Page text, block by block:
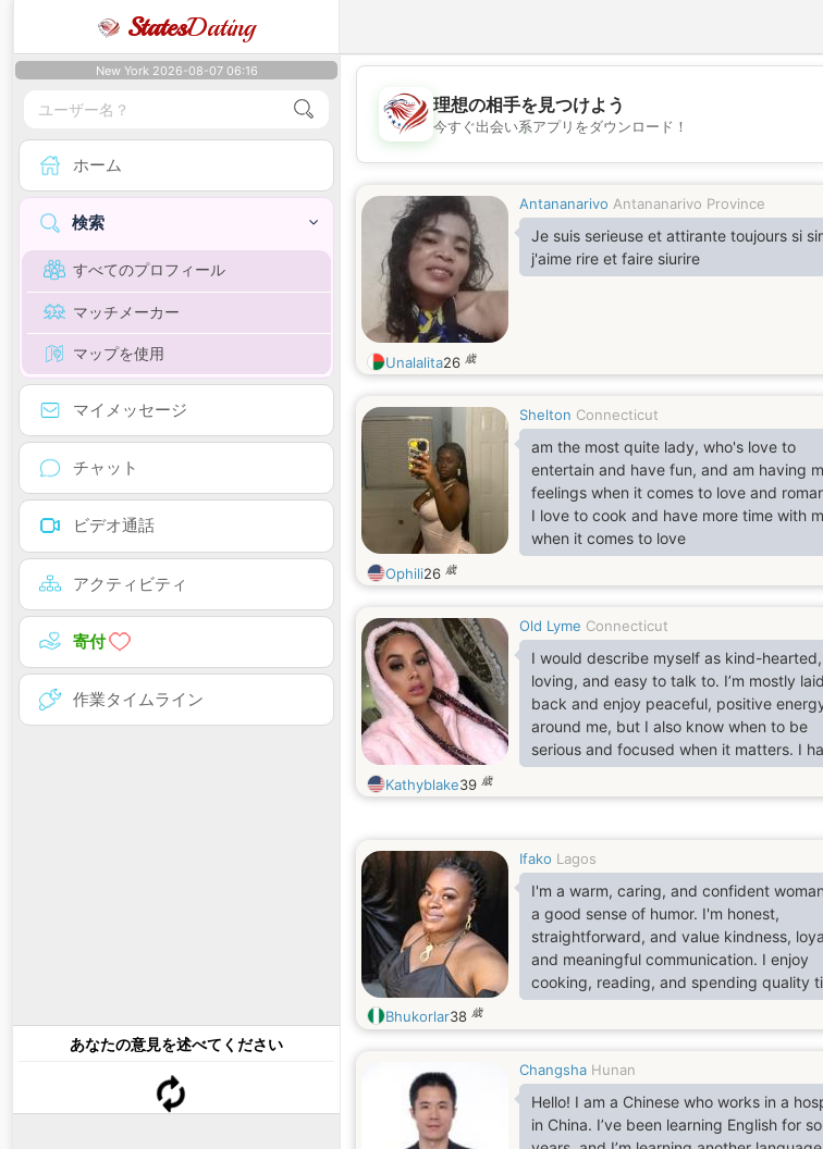
StatesDating
New York 2026-08-07 06:16
ホーム
検索
すべてのプロフィール
マッチメーカー
マップを使用
マイメッセージ
チャット
ビデオ通話
アクティビティ
寄付
作業タイムライン
あなたの意見を述べてください
💖
💕
理想の相手を見つけよう
今すぐ出会い系アプリをダウンロード！
Antananarivo Antananarivo Province
Je suis serieuse et attirante toujours si
j'aime rire et faire siurire
Unalalita26 歳
Shelton Connecticut
am the most quite lady, who's love to
entertain and have fun, and am having
feelings when it comes to love and
I love to cook and have more time with
when it comes to love
Ophili26 歳
Old Lyme Connecticut
I would describe myself as kind-hearted,
loving, and easy to talk to. I’m mostly laid
back and enjoy peaceful, positive
around me, but I also know when to be
serious and focused when it matters. I
caring nature and tend to put a lot of
into the people I love and care about.
Kathyblake39 歳
Ifako Lagos
I'm a warm, caring, and confident
a good sense of humor. I'm honest,
straightforward, and value kindness,
and meaningful communication. I enjoy
cooking, reading, and spending quality
with the people I care about. I'm family-
oriented, emotionally mature, and
Bhukorlar38 歳
Changsha Hunan
Hello! I am a Chinese who works in a
in China. I’ve been learning English for